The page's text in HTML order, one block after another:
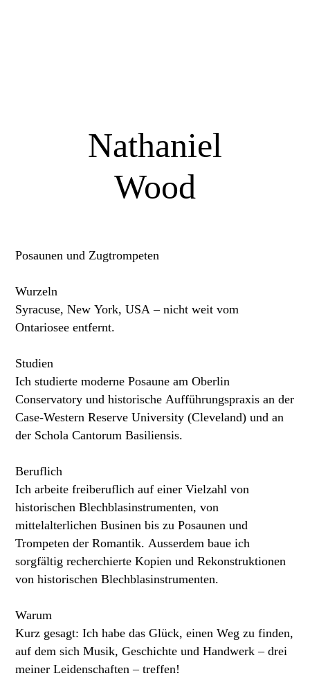
Nathaniel
Wood
Posaunen und Zugtrompeten
Wurzeln
Syracuse, New York, USA – nicht weit vom
Ontariosee entfernt.
Studien
Ich studierte moderne Posaune am Oberlin
Conservatory und historische Aufführungspraxis an der
Case-Western Reserve University (Cleveland) und an
der Schola Cantorum Basiliensis.
Beruflich
Ich arbeite freiberuflich auf einer Vielzahl von
historischen Blechblasinstrumenten, von
mittelalterlichen Businen bis zu Posaunen und
Trompeten der Romantik. Ausserdem baue ich
sorgfältig recherchierte Kopien und Rekonstruktionen
von historischen Blechblasinstrumenten.
Warum
Kurz gesagt: Ich habe das Glück, einen Weg zu finden,
auf dem sich Musik, Geschichte und Handwerk – drei
meiner Leidenschaften – treffen!